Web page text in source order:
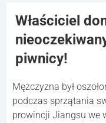
Właściciel
piwnicy!
Mężczyzna był
podczas sprzątania
prowincji Jiangsu we